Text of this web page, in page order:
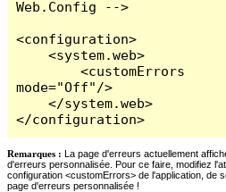
Web.Config -->
<configuration>
    <system.web>
        <customErrors
mode="Off"/>
    </system.web>
</configuration>
Remarques : La page d'erreurs actuellement
d'erreurs personnalisée. Pour ce faire, modifiez
configuration <customErrors> de l'application, de
page d'erreurs personnalisée !